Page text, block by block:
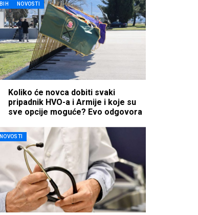
BIH NOVOSTI
Koliko će novca dobiti svaki
pripadnik HVO-a i Armije i koje su
sve opcije moguće? Evo odgovora
NOVOSTI